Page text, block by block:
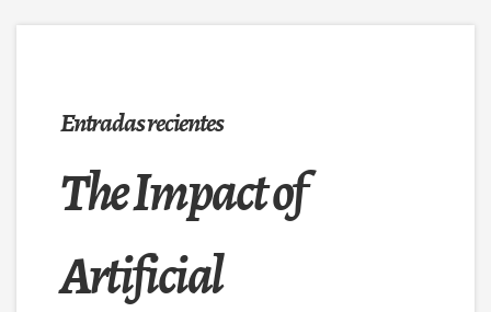
Entradas recientes
The Impact of
Artificial